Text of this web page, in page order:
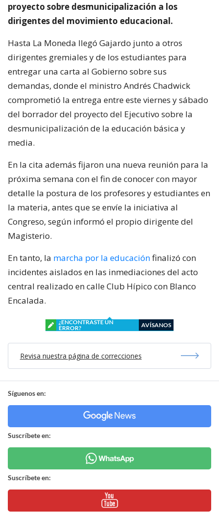
proyecto sobre desmunicipalización a los
dirigentes del movimiento educacional.
Hasta La Moneda llegó Gajardo junto a otros
dirigentes gremiales y de los estudiantes para
entregar una carta al Gobierno sobre sus
demandas, donde el ministro Andrés Chadwick
comprometió la entrega entre este viernes y sábado
del borrador del proyecto del Ejecutivo sobre la
desmunicipalización de la educación básica y
media.
En la cita además fijaron una nueva reunión para la
próxima semana con el fin de conocer con mayor
detalle la postura de los profesores y estudiantes en
la materia, antes que se envíe la iniciativa al
Congreso, según informó el propio dirigente del
Magisterio.
En tanto, la marcha por la educaciónfinalizó con
incidentes aislados en las inmediaciones del acto
central realizado en calle Club Hípico con Blanco
Encalada.
¿ENCONTRASTE UN
ERROR?
AVÍSANOS
Revisa nuestra página de correcciones
Síguenos en:
Suscríbete en:
Suscríbete en: